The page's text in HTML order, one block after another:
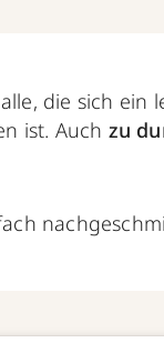
die sich ein
ist. Auch zu